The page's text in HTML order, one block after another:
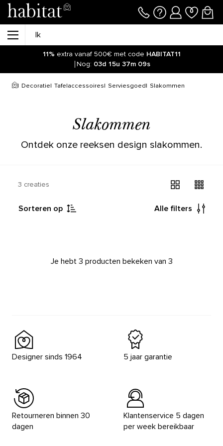
11% extra vanaf 500€ met code HABITAT11
Nog: 03d 15u 37m 09s
Decoratie Tafelaccessoires Serviesgoed Slakommen
Slakommen
Ontdek onze reeksen design slakommen.
3 creaties
Sorteren op Alle filters
Je hebt 3 producten bekeken van 3
Designer sinds 1964 5 jaar garantie
Retourneren binnen 30
dagen
Klantenservice 5 dagen
per week bereikbaar